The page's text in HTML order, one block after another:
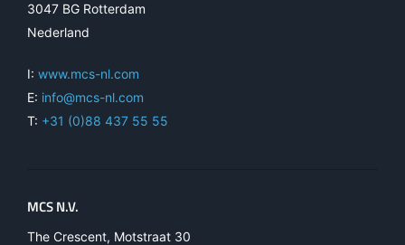
3047 BG Rotterdam
Nederland
I: www.mcs-nl.com
E: info@mcs-nl.com
T: +31 (0)88 437 55 55
MCS N.V.
The Crescent, Motstraat 30